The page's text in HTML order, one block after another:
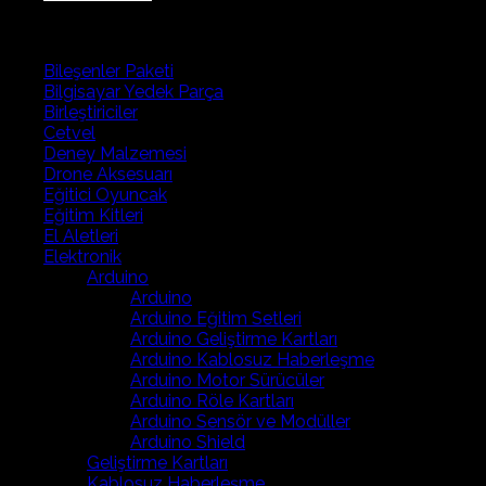
Bileşenler Paketi
Bilgisayar Yedek Parça
Birleştiriciler
Cetvel
Deney Malzemesi
Drone Aksesuarı
Eğitici Oyuncak
Eğitim Kitleri
El Aletleri
Elektronik
Arduino
Arduino
Arduino Eğitim Setleri
Arduino Geliştirme Kartları
Arduino Kablosuz Haberleşme
Arduino Motor Sürücüler
Arduino Röle Kartları
Arduino Sensör ve Modüller
Arduino Shield
Geliştirme Kartları